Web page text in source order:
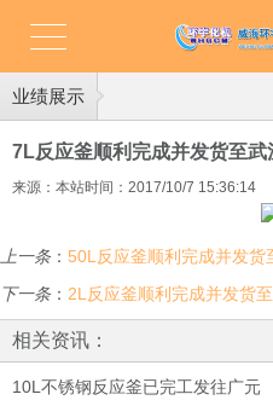
业绩展示
7L反应釜顺利完成并发货至武
来源：本站时间：2017/10/7 15:36:14
上一条： 50L反应釜顺利完成并发货
下一条： 2L反应釜顺利完成并发货
相关资讯：
10L不锈钢反应釜已完工发往广元